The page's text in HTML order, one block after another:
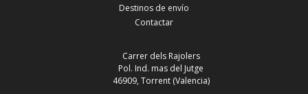
Destinos de envío
Contactar
Carrer dels Rajolers
Pol. Ind. mas del Jutge
46909, Torrent (Valencia)